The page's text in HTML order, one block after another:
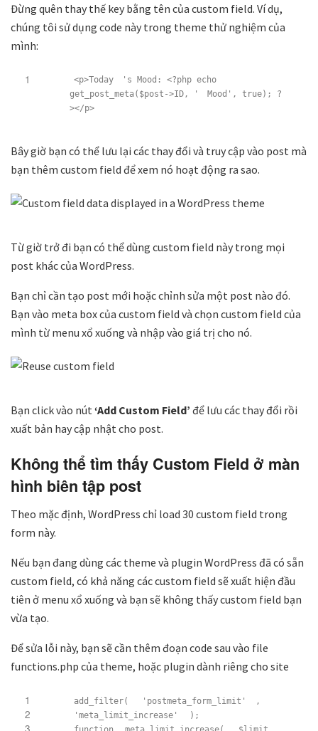
Đừng quên thay thế key bằng tên của custom field. Ví dụ,
chúng tôi sử dụng code này trong theme thử nghiệm của
mình:
1 <p>Today
's Mood: <?php echo
get_post_meta($post->ID, '
Mood', true); ?
></p>
Bây giờ bạn có thể lưu lại các thay đổi và truy cập vào post mà
bạn thêm custom field để xem nó hoạt động ra sao.
Từ giờ trở đi bạn có thể dùng custom field này trong mọi
post khác của WordPress.
Bạn chỉ cần tạo post mới hoặc chỉnh sửa một post nào đó.
Bạn vào meta box của custom field và chọn custom field của
mình từ menu xổ xuống và nhập vào giá trị cho nó.
Bạn click vào nút ‘Add Custom Field’ để lưu các thay đổi rồi
xuất bản hay cập nhật cho post.
Không thể tìm thấy Custom Field ở màn
hình biên tập post
Theo mặc định, WordPress chỉ load 30 custom field trong
form này.
Nếu bạn đang dùng các theme và plugin WordPress đã có sẵn
custom field, có khả năng các custom field sẽ xuất hiện đầu
tiên ở menu xổ xuống và bạn sẽ không thấy custom field bạn
vừa tạo.
Để sửa lỗi này, bạn sẽ cần thêm đoạn code sau vào file
functions.php của theme, hoặc plugin dành riêng cho site
1
2
add_filter( 'postmeta_form_limit'
,
'meta_limit_increase'
);